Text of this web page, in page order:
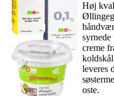
Høj
creme
leveres
oste.